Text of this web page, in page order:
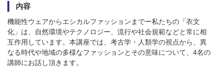
内容
機能性ウェアからエシカルファッションまでー私たちの「衣文
化」は、自然環境やテクノロジー、流行や社会規範などと常に相
互作用しています。本講座では、考古学・人類学の視点から、異
なる時代や地域の多様なファッションとその意味について、4名の
講師にお話し頂きます。